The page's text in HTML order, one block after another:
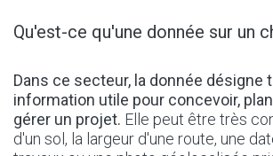
Qu'est-ce qu'une donnée sur un
Dans ce secteur, la donnée désigne
information utile pour concevoir,
gérer un projet. Elle peut être très
d'un sol, la largeur d'une route, une